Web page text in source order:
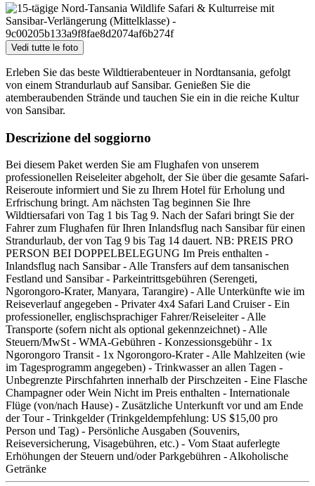
Vedi tutte le foto
Erleben Sie das beste Wildtierabenteuer in Nordtansania, gefolgt
von einem Strandurlaub auf Sansibar. Genießen Sie die
atemberaubenden Strände und tauchen Sie ein in die reiche Kultur
von Sansibar.
Descrizione del soggiorno
Bei diesem Paket werden Sie am Flughafen von unserem
professionellen Reiseleiter abgeholt, der Sie über die gesamte Safari-
Reiseroute informiert und Sie zu Ihrem Hotel für Erholung und
Erfrischung bringt. Am nächsten Tag beginnen Sie Ihre
Wildtiersafari von Tag 1 bis Tag 9. Nach der Safari bringt Sie der
Fahrer zum Flughafen für Ihren Inlandsflug nach Sansibar für einen
Strandurlaub, der von Tag 9 bis Tag 14 dauert. NB: PREIS PRO
PERSON BEI DOPPELBELEGUNG Im Preis enthalten -
Inlandsflug nach Sansibar - Alle Transfers auf dem tansanischen
Festland und Sansibar - Parkeintrittsgebühren (Serengeti,
Ngorongoro-Krater, Manyara, Tarangire) - Alle Unterkünfte wie im
Reiseverlauf angegeben - Privater 4x4 Safari Land Cruiser - Ein
professioneller, englischsprachiger Fahrer/Reiseleiter - Alle
Transporte (sofern nicht als optional gekennzeichnet) - Alle
Steuern/MwSt - WMA-Gebühren - Konzessionsgebühr - 1x
Ngorongoro Transit - 1x Ngorongoro-Krater - Alle Mahlzeiten (wie
im Tagesprogramm angegeben) - Trinkwasser an allen Tagen -
Unbegrenzte Pirschfahrten innerhalb der Pirschzeiten - Eine Flasche
Champagner oder Wein Nicht im Preis enthalten - Internationale
Flüge (von/nach Hause) - Zusätzliche Unterkunft vor und am Ende
der Tour - Trinkgelder (Trinkgeldempfehlung: US $15,00 pro
Person und Tag) - Persönliche Ausgaben (Souvenirs,
Reiseversicherung, Visagebühren, etc.) - Vom Staat auferlegte
Erhöhungen der Steuern und/oder Parkgebühren - Alkoholische
Getränke